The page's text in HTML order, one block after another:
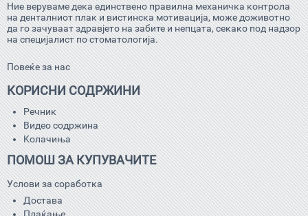
Ние веруваме дека единствено правилна механичка контрола
на денталниот плак и вистинска мотивација, може доживотно
да го зачуваат здравјето на забите и непцата, секако под надзор
на специјалист по стоматологија.
Повеќе за нас
КОРИСНИ СОДРЖИНИ
Речник
Видео содржина
Kолачиња
ПОМОШ ЗА КУПУВАЧИТЕ
Услови за соработка
Достава